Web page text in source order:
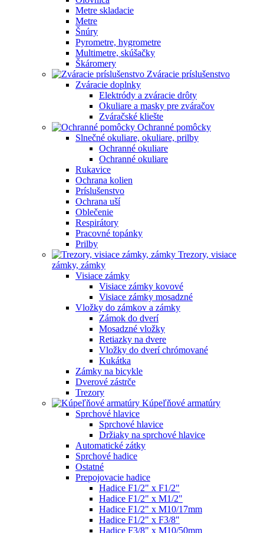
Metre skladacie
Metre
Šnúry
Pyrometre, hygrometre
Multimetre, skúšačky
Škáromery
Zváracie príslušenstvo
Zváracie doplnky
Elektródy a zváracie drôty
Okuliare a masky pre zváračov
Zváračské kliešte
Ochranné pomôcky
Slnečné okuliare, okuliare, prilby
Ochranné okuliare
Ochranné okuliare
Rukavice
Ochrana kolien
Príslušenstvo
Ochrana uší
Oblečenie
Respirátory
Pracovné topánky
Prilby
Trezory, visiace
zámky, zámky
Visiace zámky
Visiace zámky kovové
Visiace zámky mosadzné
Vložky do zámkov a zámky
Zámok do dverí
Mosadzné vložky
Retiazky na dvere
Vložky do dverí chrómované
Kukátka
Zámky na bicykle
Dverové zástrče
Trezory
Kúpeľňové armatúry
Sprchové hlavice
Sprchové hlavice
Držiaky na sprchové hlavice
Automatické zátky
Sprchové hadice
Ostatné
Prepojovacie hadice
Hadice F1/2" x F1/2"
Hadice F1/2" x M1/2"
Hadice F1/2" x M10/17mm
Hadice F1/2" x F3/8"
Hadice F3/8" x M10/50mm